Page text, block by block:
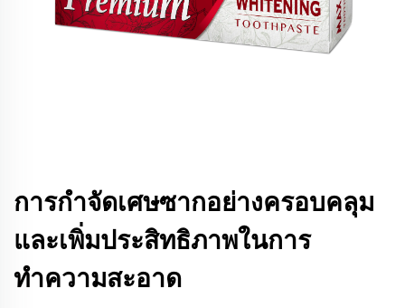
การกำจัดเศษซากอย่างครอบคลุม
และเพิ่มประสิทธิภาพในการ
ทำความสะอาด